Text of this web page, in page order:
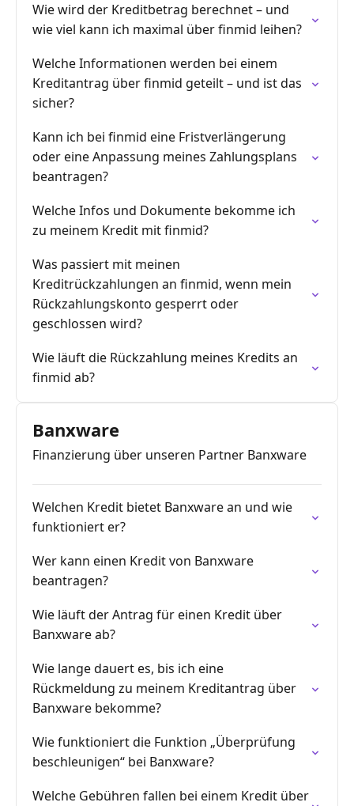
Wie wird der Kreditbetrag berechnet – und
wie viel kann ich maximal über finmid leihen?
Welche Informationen werden bei einem
Kreditantrag über finmid geteilt – und ist das
sicher?
Kann ich bei finmid eine Fristverlängerung
oder eine Anpassung meines Zahlungsplans
beantragen?
Welche Infos und Dokumente bekomme ich
zu meinem Kredit mit finmid?
Was passiert mit meinen
Kreditrückzahlungen an finmid, wenn mein
Rückzahlungskonto gesperrt oder
geschlossen wird?
Wie läuft die Rückzahlung meines Kredits an
finmid ab?
Banxware
Finanzierung über unseren Partner Banxware
Welchen Kredit bietet Banxware an und wie
funktioniert er?
Wer kann einen Kredit von Banxware
beantragen?
Wie läuft der Antrag für einen Kredit über
Banxware ab?
Wie lange dauert es, bis ich eine
Rückmeldung zu meinem Kreditantrag über
Banxware bekomme?
Wie funktioniert die Funktion „Überprüfung
beschleunigen“ bei Banxware?
Welche Gebühren fallen bei einem Kredit über